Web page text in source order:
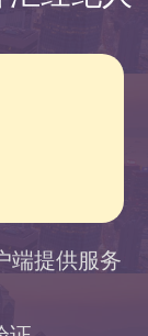
端提供服务